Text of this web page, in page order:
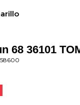
68 36101